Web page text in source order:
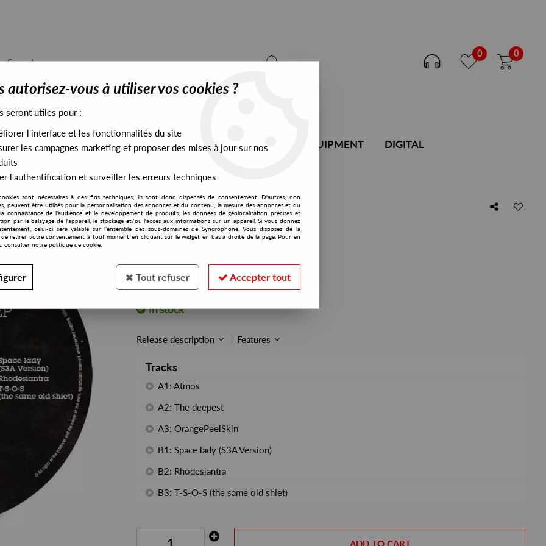
0 0
STOCK EXCLUSIVES PRESALES EXCLUSIVES DJ EQUIPMENT DIGITAL
S3A Rec
Turbojazz
Live As An Art EP
10,00 €incl. taxes
S3AREC011
In stock
Release description Features
Tracks
A1: Atmos
A2: The deepest
A3: OrangePeelSkin
B1: Space lady (S3A Version)
B2: Rhodesiantra
B3: T-S-O-S (the same old shiet)
ADD TO CART
autorisez-vous à utiliser vos cookies ?
seront utiles pour :
l'interface et les fonctionnalités du site
les campagnes marketing et proposer des mises à jour sur nos
l'authentification et surveiller les erreurs techniques
sont nécessaires à des fins techniques, ils sont donc dispensés de consentement. D'autres, non
peuvent être utilisés pour la personnalisation des annonces et du contenu, la mesure des annonces et du
connaissance de l'audience et le développement de produits, les données de géolocalisation précises et
par le balayage de l'appareil, le stockage et/ou l'accès aux informations sur un appareil. Si vous donnez
celui-ci sera valable sur l’ensemble des sous-domaines de Syncrophone. Vous disposez de la
de retirer votre consentement à tout moment en cliquant sur le widget en bas à droite de la page. Pour en
consulter notre politique de cookie.
Tout refuser Accepter tout